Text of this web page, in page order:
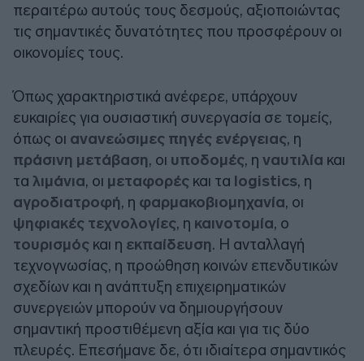
περαιτέρω αυτούς τους δεσμούς, αξιοποιώντας
τις σημαντικές δυνατότητες που προσφέρουν οι
οικονομίες τους.
Όπως χαρακτηριστικά ανέφερε, υπάρχουν
ευκαιρίες για ουσιαστική συνεργασία σε τομείς,
όπως οι ανανεώσιμες πηγές ενέργειας, η
πράσινη μετάβαση, οι υποδομές, η ναυτιλία και
τα λιμάνια, οι μεταφορές και τα logistics, η
αγροδιατροφή, η φαρμακοβιομηχανία, οι
ψηφιακές τεχνολογίες, η καινοτομία, ο
τουρισμός και η εκπαίδευση. Η ανταλλαγή
τεχνογνωσίας, η προώθηση κοινών επενδυτικών
σχεδίων και η ανάπτυξη επιχειρηματικών
συνεργειών μπορούν να δημιουργήσουν
σημαντική προστιθέμενη αξία και για τις δύο
πλευρές. Επεσήμανε δε, ότι ιδιαίτερα σημαντικός